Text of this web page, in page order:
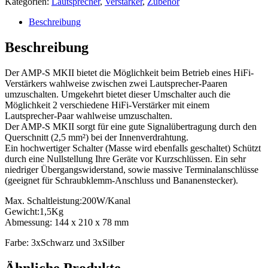
Beschreibung
Beschreibung
Der AMP-S MKII bietet die Möglichkeit beim Betrieb eines HiFi-
Verstärkers wahlweise zwischen zwei Lautsprecher-Paaren
umzuschalten. Umgekehrt bietet dieser Umschalter auch die
Möglichkeit 2 verschiedene HiFi-Verstärker mit einem
Lautsprecher-Paar wahlweise umzuschalten.
Der AMP-S MKII sorgt für eine gute Signalübertragung durch den
Querschnitt (2,5 mm²) bei der Innenverdrahtung.
Ein hochwertiger Schalter (Masse wird ebenfalls geschaltet) Schützt
durch eine Nullstellung Ihre Geräte vor Kurzschlüssen. Ein sehr
niedriger Übergangswiderstand, sowie massive Terminalanschlüsse
(geeignet für Schraubklemm-Anschluss und Bananenstecker).
Max. Schaltleistung:200W/Kanal
Gewicht:1,5Kg
Abmessung: 144 x 210 x 78 mm
Farbe: 3xSchwarz und 3xSilber